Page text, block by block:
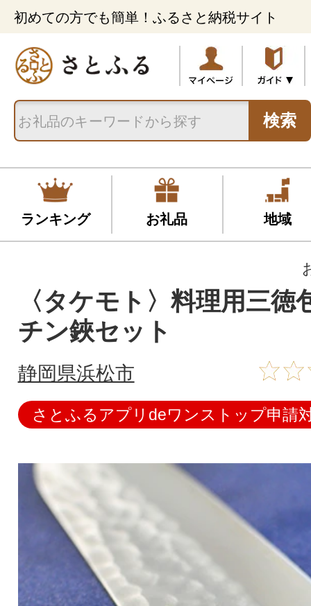
初めての方でも簡単！ふるさと納税サイト
検索
ランキング お礼品 地域
〈タケモト〉料理用三徳
チン鋏セット
静岡県浜松市
さとふるアプリdeワンストップ申請